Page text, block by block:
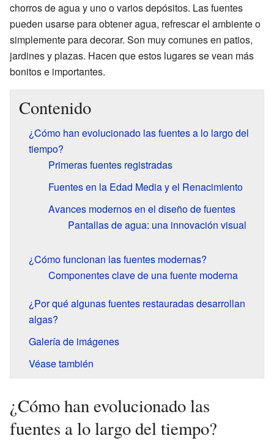
chorros de agua y uno o varios depósitos. Las fuentes
pueden usarse para obtener agua, refrescar el ambiente o
simplemente para decorar. Son muy comunes en patios,
jardines y plazas. Hacen que estos lugares se vean más
bonitos e importantes.
Contenido
¿Cómo han evolucionado las fuentes a lo largo del
tiempo?
Primeras fuentes registradas
Fuentes en la Edad Media y el Renacimiento
Avances modernos en el diseño de fuentes
Pantallas de agua: una innovación visual
¿Cómo funcionan las fuentes modernas?
Componentes clave de una fuente moderna
¿Por qué algunas fuentes restauradas desarrollan
algas?
Galería de imágenes
Véase también
¿Cómo han evolucionado las
fuentes a lo largo del tiempo?